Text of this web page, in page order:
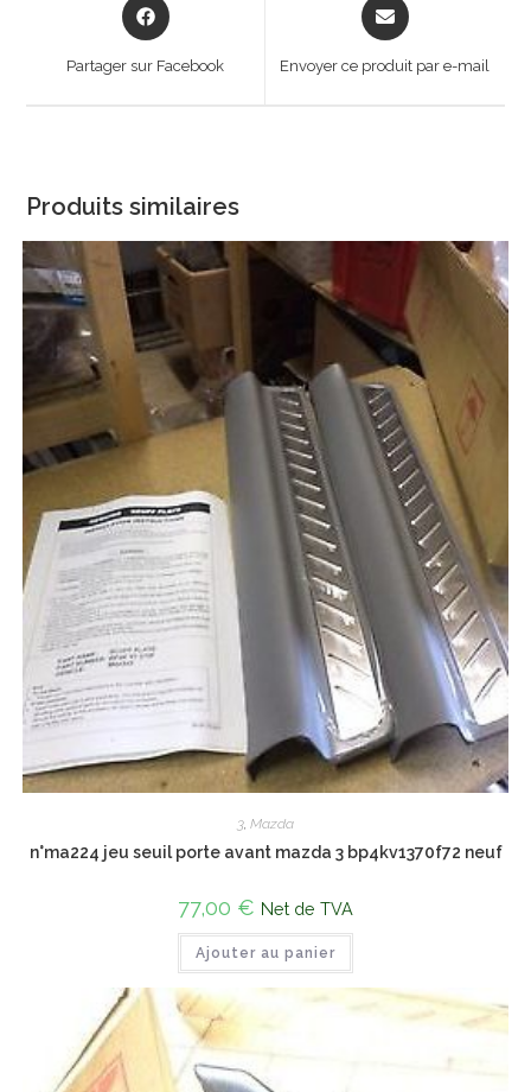
in
Partager sur Facebook
in
new
Envoyer ce produit par e-mail
Produits similaires
3 Mazda
n°ma224 jeu seuil porte avant mazda 3 bp4kv1370f72 neuf
77,00 € Net de TVA
Ajouter au panier